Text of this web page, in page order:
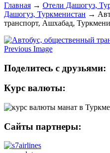
Главная → Отели Дашогуз,
Дашогуз, Туркменистан →
транспорт, Ашхабад,
Previous Image
Поделитесь с друзьями:
Курс валюты:
Сайты партнеры: